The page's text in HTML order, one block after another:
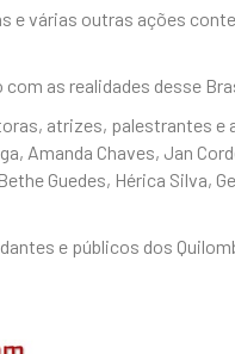
e várias outras ações
as realidades desse
atrizes, palestrantes e
Amanda Chaves, Jan
Guedes, Hérica Silva,
e públicos dos